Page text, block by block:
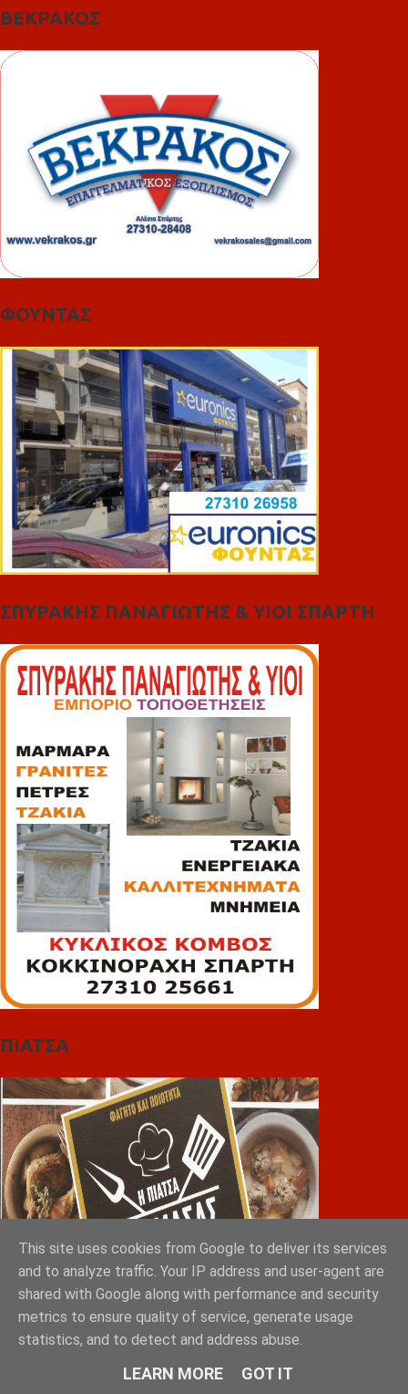
ΒΕΚΡΑΚΟΣ
ΦΟΥΝΤΑΣ
ΣΠΥΡΑΚΗΣ ΠΑΝΑΓΙΩΤΗΣ & YIOI ΣΠΑΡΤΗ
ΠΙΑΤΣΑ
Greek Exports Directory
This site uses cookies from Google to deliver its services
and to analyze traffic. Your IP address and user-agent are
shared with Google along with performance and security
metrics to ensure quality of service, generate usage
statistics, and to detect and address abuse.
LEARN MORE GOT IT